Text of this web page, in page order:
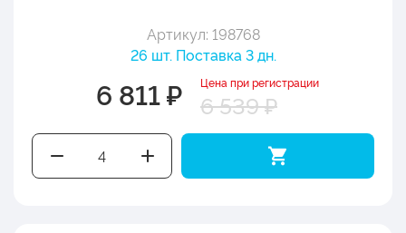
Артикул: 198768
26 шт. Поставка 3 дн.
6 811 ₽ Цена при регистрации
6 539 ₽